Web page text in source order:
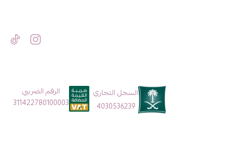
السجل التجاري
4030536239
الرقم الضريبي
311422780100003